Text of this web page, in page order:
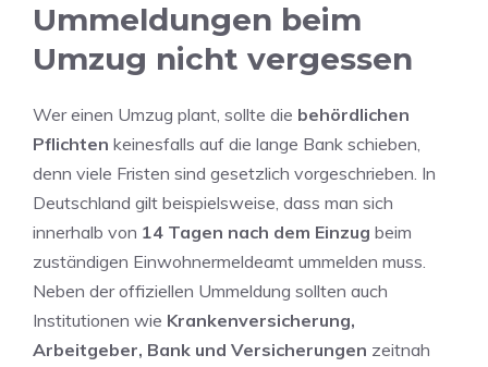
Ummeldungen beim
Umzug nicht vergessen
Wer einen Umzug plant, sollte die behördlichen
Pflichten keinesfalls auf die lange Bank schieben,
denn viele Fristen sind gesetzlich vorgeschrieben. In
Deutschland gilt beispielsweise, dass man sich
innerhalb von 14 Tagen nach dem Einzug beim
zuständigen Einwohnermeldeamt ummelden muss.
Neben der offiziellen Ummeldung sollten auch
Institutionen wie Krankenversicherung,
Arbeitgeber, Bank und Versicherungen zeitnah